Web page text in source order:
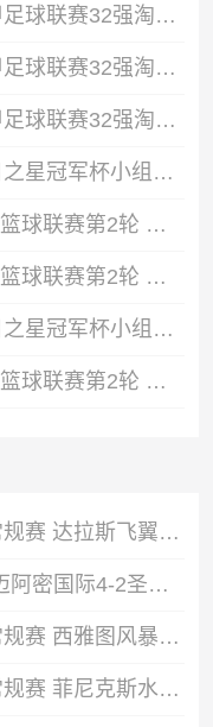
2026年08月04日 佛山西甲足球联赛32强淘汰赛 贪玩游戏 VS 美的薪火 全场录像
2026年08月04日 佛山西甲足球联赛32强淘汰赛 广东西南建设 VS 香港圣徒 全场录像
2026年08月04日 佛山西甲足球联赛32强淘汰赛 藝品高國際 VS 湛江狂狼·粵辉能源 全场录像
2026年08月04日 上海明日之星冠军杯小组赛 阿森纳U17 VS 拜耳04勒沃库森U17 全场录像
2026年08月04日 U19青年篮球联赛第2轮 天津荣钢U19 VS 吉林东北虎U19 全场录像
2026年08月04日 U19青年篮球联赛第2轮 新疆广汇U19 VS 浙江稠州银行U19 全场录像
2026年08月04日 上海明日之星冠军杯小组赛 毕尔巴鄂竞技U17 VS 中国男足U17 全场录像
2026年08月04日 U19青年篮球联赛第2轮 辽宁沈阳三生U19 VS 浙江广厦U19 全场录像
2026年08月06日 WNBA常规赛 达拉斯飞翼 92 - 96 华盛顿神秘人 全场集锦
2026年08月06日 联盟杯-迈阿密国际4-2圣路易斯 梅西2射1传 阿伦助攻戴帽
2026年08月06日 WNBA常规赛 西雅图风暴 86 - 92 纽约自由人 全场集锦
2026年08月06日 WNBA常规赛 菲尼克斯水星 82 - 96 亚特兰大梦想 全场集锦